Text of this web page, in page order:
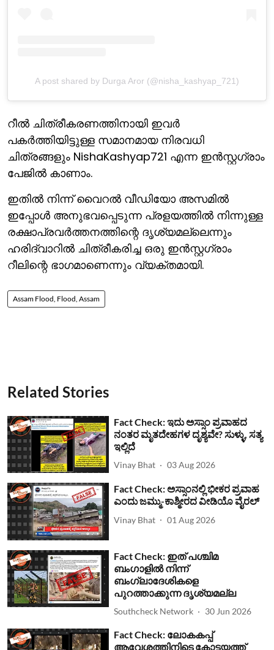
A post shared by Durga Aror (@nisha_kashyap_721)
റീല്‍ ചിത്രീകരണത്തിനായി ഇവര്‍
പകര്‍ത്തിയിട്ടുള്ള സമാനമായ നിരവധി
ചിത്രങ്ങളും NishaKashyap721 എന്ന ഇന്‍സ്റ്റഗ്രാം
പേജില്‍ കാണാം.
ഇതില്‍ നിന്ന് വൈറല്‍ വീഡിയോ അസമില്‍
ഇപ്പോള്‍ അനുഭവപ്പെടുന്ന പ്രളയത്തില്‍ നിന്നുള്ള
രക്ഷാപ്രവര്‍ത്തനത്തിന്റെ ദൃശ്യമല്ലെന്നും
ഹരിദ്വാറില്‍ ചിത്രീകരിച്ച ഒരു ഇന്‍സ്റ്റഗ്രാം
റീലിന്റെ ഭാഗമാണെന്നും വ്യക്തമായി.
Assam Flood, Flood, Assam
Related Stories
Fact Check: ಇದು ಅಸ್ಸಾಂ ಪ್ರವಾಹದ
ನಂತರ ಮೃತದೇಹಗಳ ದೃಶ್ಯವೇ? ಸುಳ್ಳು, ಸತ್ಯ
ಇಲ್ಲಿದೆ
Vinay Bhat 03 Aug 2026
Fact Check: ಅಸ್ಸಾಂನಲ್ಲಿ ಭೀಕರ ಪ್ರವಾಹ
ಎಂದು ಜಮ್ಮು-ಕಾಶ್ಮೀರದ ವೀಡಿಯೊ ವೈರಲ್
Vinay Bhat 01 Aug 2026
Fact Check: ഇത് പശ്ചിമ
ബംഗാളില്‍ നിന്ന്
ബംഗ്ലാദേശികളെ
പുറത്താക്കുന്ന ദൃശ്യമല്ല
Southcheck Network 30 Jun 2026
Fact Check: ലോകകപ്പ്
ആവേശത്തിനിടെ കോട്ടയത്ത്